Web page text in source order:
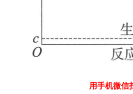
用手机微信